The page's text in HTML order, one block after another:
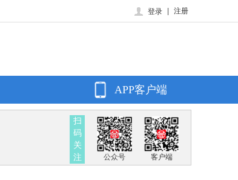
登录 注册
APP客户端
扫
码
关
注
公众号 客户端